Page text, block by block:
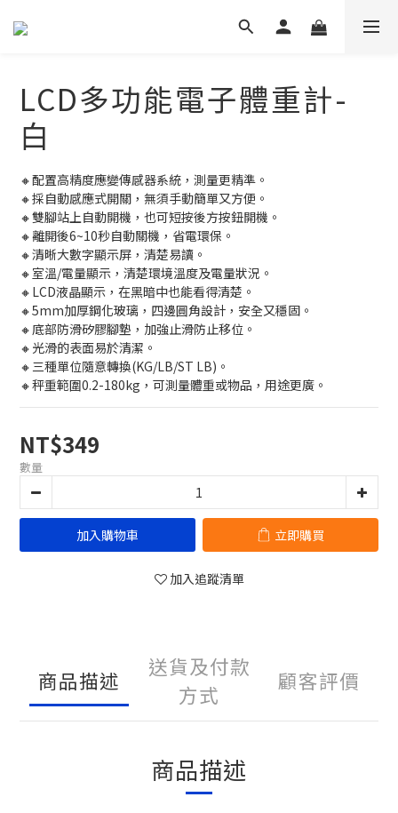
LCD多功能電子體重計-
白
🔸配置高精度應變傳感器系統，測量更精準。
🔸採自動感應式開關，無須手動簡單又方便。
🔸雙腳站上自動開機，也可短按後方按鈕開機。
🔸離開後6~10秒自動關機，省電環保。
🔸清晰大數字顯示屏，清楚易讀。
🔸室溫/電量顯示，清楚環境溫度及電量狀況。
🔸LCD液晶顯示，在黑暗中也能看得清楚。
🔸5mm加厚鋼化玻璃，四邊圓角設計，安全又穩固。
🔸底部防滑矽膠腳墊，加強止滑防止移位。
🔸光滑的表面易於清潔。
🔸三種單位隨意轉換(KG/LB/ST LB)。
🔸秤重範圍0.2-180kg，可測量體重或物品，用途更廣。
NT$349
數量
加入購物車 立即購買
加入追蹤清單
商品描述
送貨及付款
方式
顧客評價
商品描述